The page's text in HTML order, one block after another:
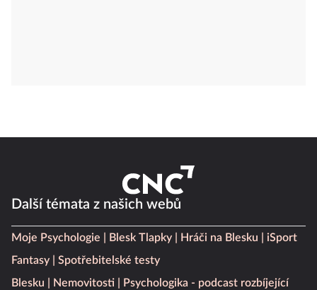
Další témata z našich webů
Moje Psychologie Blesk Tlapky Hráči na Blesku
iSport
Fantasy
Spotřebitelské testy
Blesku
Nemovitosti
Psychologika - podcast rozbíjející